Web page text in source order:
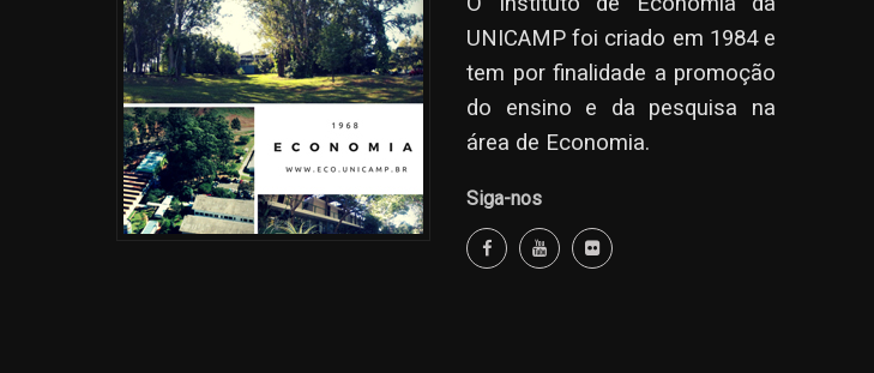
UNICAMP foi criado em 1984 e
tem por finalidade a promoção
do ensino e da pesquisa na
área de Economia.
Siga-nos